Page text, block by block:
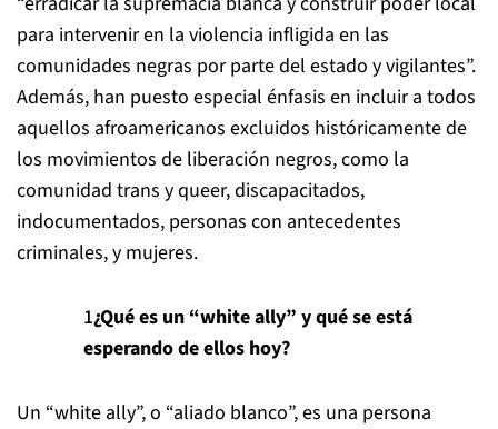
para intervenir en la violencia infligida en las
comunidades negras por parte del estado y vigilantes”.
Además, han puesto especial énfasis en incluir a todos
aquellos afroamericanos excluidos históricamente de
los movimientos de liberación negros, como la
comunidad trans y queer, discapacitados,
indocumentados, personas con antecedentes
criminales, y mujeres.
¿Qué es un “white ally” y qué se está
esperando de ellos hoy?
Un “white ally”, o “aliado blanco”, es una persona